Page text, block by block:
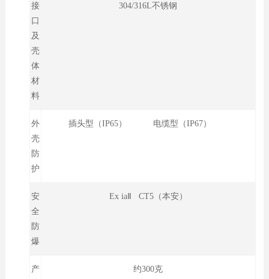
接
口
及
壳
体
材
料
304/316L不锈钢
外
壳
防
护
插头型（IP65） 电缆型（IP67）
安
全
防
爆
Ex iaⅡ CT5（本安）
产
约300克